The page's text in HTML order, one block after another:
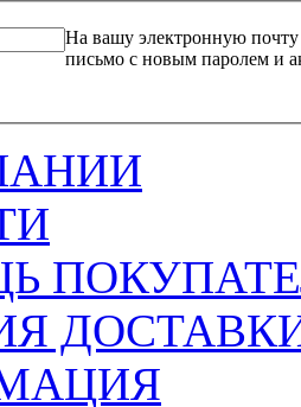
На вашу электронную почту
письмо с новым паролем и